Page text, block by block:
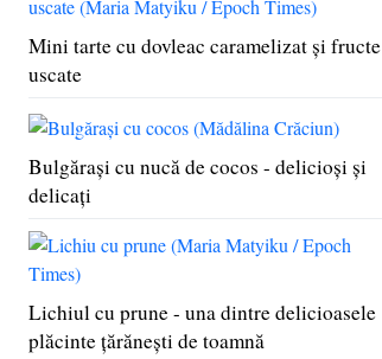
Mini tarte cu dovleac caramelizat şi fructe
uscate
Bulgăraşi cu nucă de cocos - delicioşi şi
delicaţi
Lichiul cu prune - una dintre delicioasele
plăcinte ţărăneşti de toamnă